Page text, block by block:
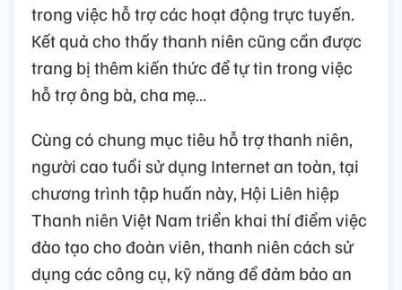
trong việc hỗ trợ các hoạt động trực tuyến.
Kết quả cho thấy thanh niên cũng cần được
trang bị thêm kiến thức để tự tin trong việc
hỗ trợ ông bà, cha mẹ…
Cùng có chung mục tiêu hỗ trợ thanh niên,
người cao tuổi sử dụng Internet an toàn, tại
chương trình tập huấn này, Hội Liên hiệp
Thanh niên Việt Nam triển khai thí điểm việc
đào tạo cho đoàn viên, thanh niên cách sử
dụng các công cụ, kỹ năng để đảm bảo an